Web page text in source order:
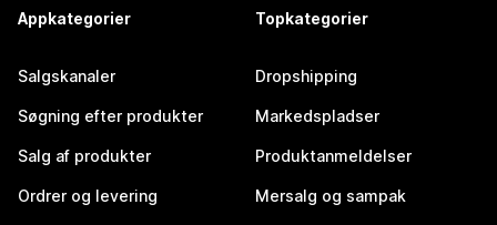
Appkategorier
Salgskanaler
Søgning efter produkter
Salg af produkter
Ordrer og levering
Topkategorier
Dropshipping
Markedspladser
Produktanmeldelser
Mersalg og sampak